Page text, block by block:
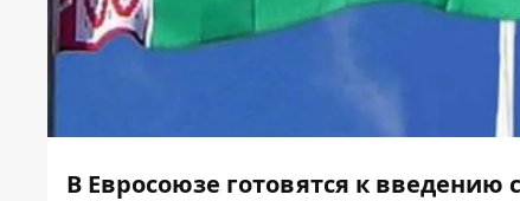
В Евросоюзе готовятся к